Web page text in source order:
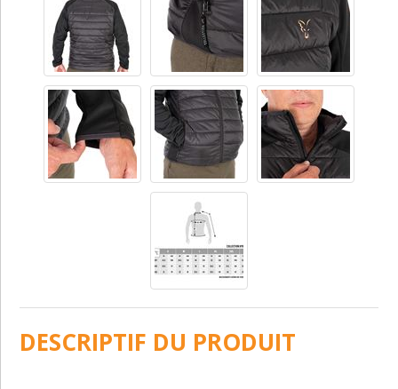
DESCRIPTIF DU PRODUIT